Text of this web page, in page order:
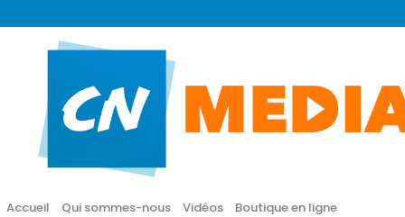
Accueil Qui sommes-nous Vidéos
Boutique en ligne
CN MÉDIA
Une vie nouvelle en JESUS !
Accueil